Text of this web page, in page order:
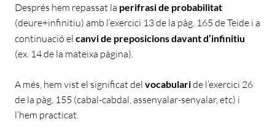
Després hem repassat la perifrasi de probabilitat
(deure+infinitiu) amb l’exercici 13 de la pàg. 165 de Teide i a
continuació el canvi de preposicions davant d’infinitiu
(ex. 14 de la mateixa pàgina).
A més, hem vist el significat del vocabularide l’exercici 26
de la pàg. 155 (cabal-cabdal, assenyalar-senyalar, etc) i
l’hem practicat.